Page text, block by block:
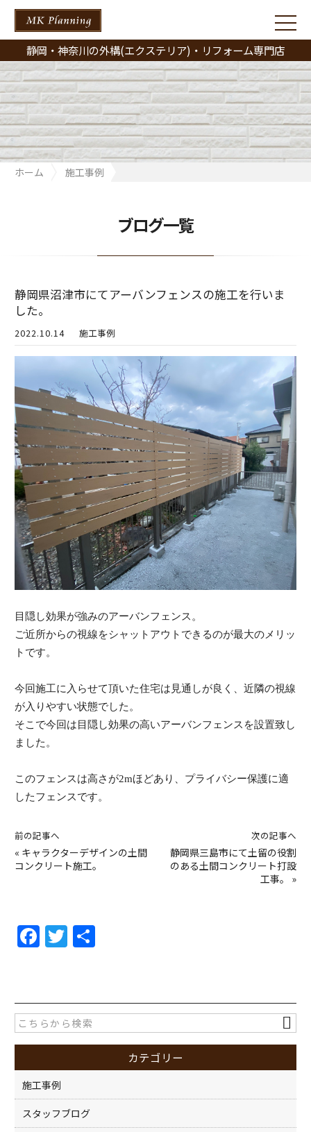
静岡・神奈川の外構(エクステリア)・リフォーム専門店
ホーム
施工事例
ブログ一覧
静岡県沼津市にてアーバンフェンスの施工を行いま
した。
2022.10.14 施工事例
目隠し効果が強みのアーバンフェンス。
ご近所からの視線をシャットアウトできるのが最大のメリッ
トです。
今回施工に入らせて頂いた住宅は見通しが良く、近隣の視線
が入りやすい状態でした。
そこで今回は目隠し効果の高いアーバンフェンスを設置致し
ました。
このフェンスは高さが2mほどあり、プライバシー保護に適
したフェンスです。
前の記事へ
« キャラクターデザインの土間
コンクリート施工。
次の記事へ
静岡県三島市にて土留の役割
のある土間コンクリート打設
工事。
»
F
a
e
b
o
o
k
T
w
er
カテゴリー
施工事例
スタッフブログ